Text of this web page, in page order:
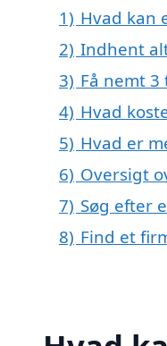
1) Hvad kan
2) Indhent
3) Få nemt
4) Hvad
5) Hvad er
6) Oversigt
7) Søg efter
8) Find et